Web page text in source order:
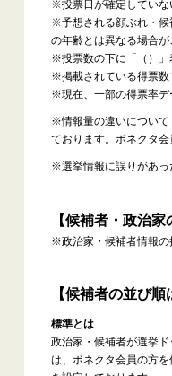
※投票日が確定していな
※予想される顔ぶれ・候
の年齢とは異なる場合が
※投票数の下に「（）」
※掲載されている得票数
※現在、一部の得票率デ
※情報量の違いについて
ております。ボネクタ
※選挙情報に誤りがあっ
【候補者・政治家
※政治家・候補者情報の
【候補者の並び
標準とは
政治家・候補者が選挙
は、ボネクタ会員の方